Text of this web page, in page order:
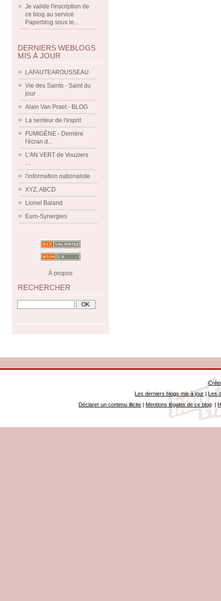
Je valide l'inscription de
ce blog au service
Paperblog sous le...
DERNIERS WEBLOGS
MIS À JOUR
LAFAUTEAROUSSEAU
Vie des Saints - Saint du
jour
Alain Van Praet - BLOG
La senteur de l'esprit
FUMIGÈNE - Derrière
l'écran d...
L'AN VERT de Vouziers
:...
l'information nationaliste
XYZ, ABCD
Lionel Baland
Euro-Synergies
À propos
RECHERCHER
Les derniers blogs mis à jour |Les
Déclarer un contenu illicite |Mentions légales de ce blog|